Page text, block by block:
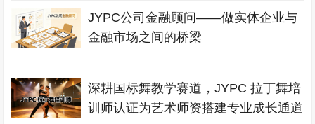
JYPC公司金融顾问——做实体企业与
金融市场之间的桥梁
深耕国标舞教学赛道，JYPC 拉丁舞培
训师认证为艺术师资搭建专业成长通道